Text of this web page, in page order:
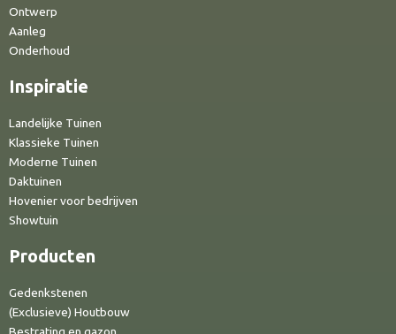
Ontwerp
Aanleg
Onderhoud
Inspiratie
Landelijke Tuinen
Klassieke Tuinen
Moderne Tuinen
Daktuinen
Hovenier voor bedrijven
Showtuin
Producten
Gedenkstenen
(Exclusieve) Houtbouw